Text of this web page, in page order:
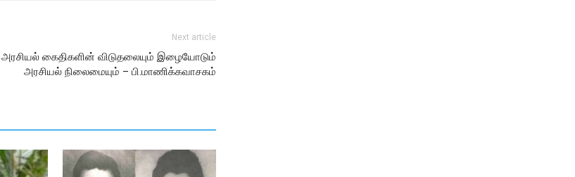
Next article
அரசியல் கைதிகளின் விடுதலையும் இழையோடும்
அரசியல் நிலைமையும் – பி.மாணிக்கவாசகம்